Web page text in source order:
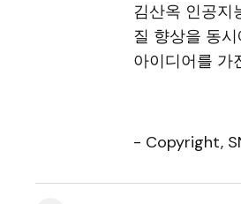
김산옥 인공지
질 향상을 동
아이디어를 가
- Copyright,